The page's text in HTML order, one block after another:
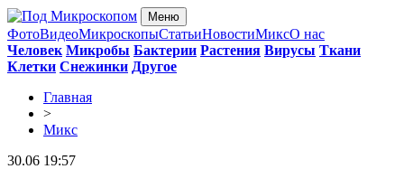
Меню
ФотоВидеоМикроскопыСтатьиНовостиМиксО нас
Человек Микробы Бактерии Растения Вирусы Ткани
Клетки Снежинки Другое
Главная
>
Микс
30.06 19:57